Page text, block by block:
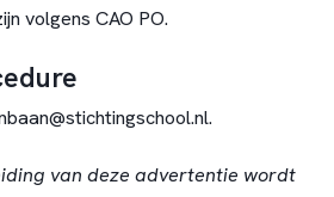
volgens CAO PO.
van deze advertentie wordt